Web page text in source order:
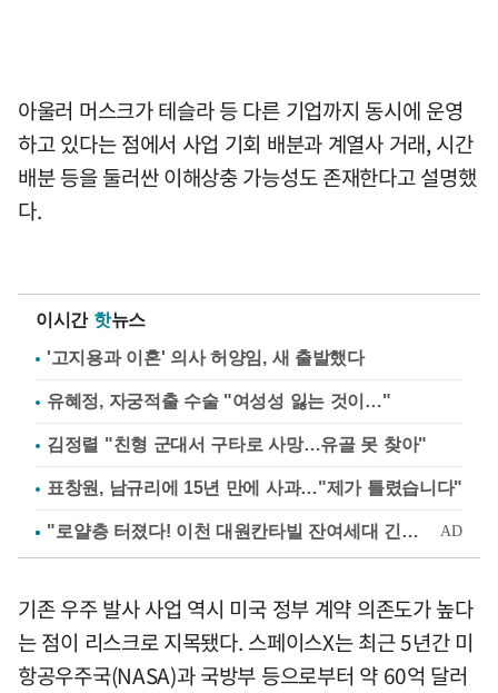
아울러 머스크가 테슬라 등 다른 기업까지 동시에 운영
하고 있다는 점에서 사업 기회 배분과 계열사 거래, 시간
배분 등을 둘러싼 이해상충 가능성도 존재한다고 설명했
다.
이시간 핫뉴스
'고지용과 이혼' 의사 허양임, 새 출발했다
유혜정, 자궁적출 수술 "여성성 잃는 것이…"
김정렬 "친형 군대서 구타로 사망…유골 못 찾아"
표창원, 남규리에 15년 만에 사과…"제가 틀렸습니다"
기존 우주 발사 사업 역시 미국 정부 계약 의존도가 높다
는 점이 리스크로 지목됐다. 스페이스X는 최근 5년간 미
항공우주국(NASA)과 국방부 등으로부터 약 60억 달러